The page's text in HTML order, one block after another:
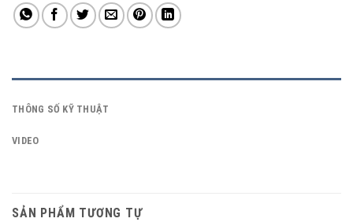
THÔNG SỐ KỸ THUẬT
VIDEO
SẢN PHẨM TƯƠNG TỰ